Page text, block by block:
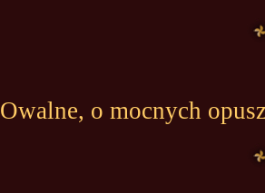
Owalne, o mocnych